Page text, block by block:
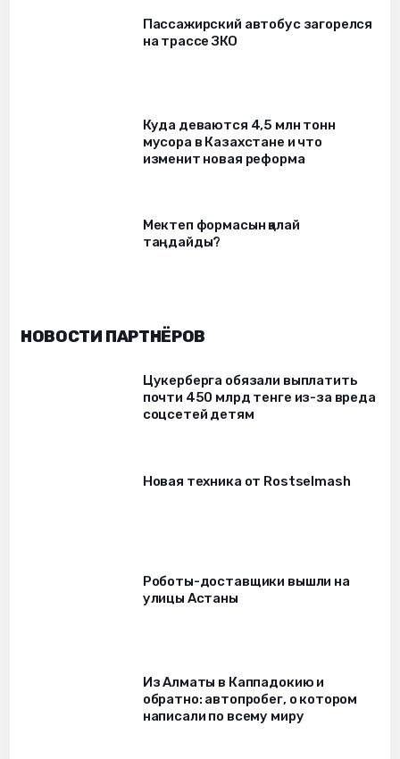
Пассажирский автобус загорелся
на трассе ЗКО
Куда деваются 4,5 млн тонн
мусора в Казахстане и что
изменит новая реформа
Мектеп формасын қалай
таңдайды?
НОВОСТИ ПАРТНЁРОВ
Цукерберга обязали выплатить
почти 450 млрд тенге из-за вреда
соцсетей детям
Новая техника от Rostselmash
Роботы-доставщики вышли на
улицы Астаны
Из Алматы в Каппадокию и
обратно: автопробег, о котором
написали по всему миру